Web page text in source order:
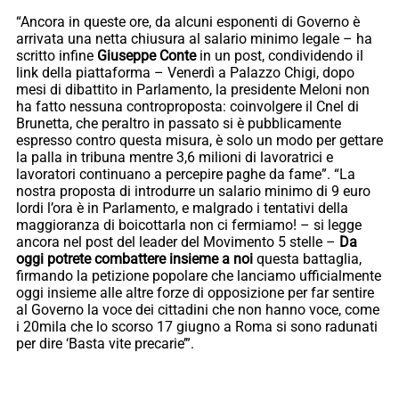
“Ancora in queste ore, da alcuni esponenti di Governo è
arrivata una netta chiusura al salario minimo legale – ha
scritto infine Giuseppe Conte in un post, condividendo il
link della piattaforma – Venerdì a Palazzo Chigi, dopo
mesi di dibattito in Parlamento, la presidente Meloni non
ha fatto nessuna controproposta: coinvolgere il Cnel di
Brunetta, che peraltro in passato si è pubblicamente
espresso contro questa misura, è solo un modo per gettare
la palla in tribuna mentre 3,6 milioni di lavoratrici e
lavoratori continuano a percepire paghe da fame”. “La
nostra proposta di introdurre un salario minimo di 9 euro
lordi l’ora è in Parlamento, e malgrado i tentativi della
maggioranza di boicottarla non ci fermiamo! – si legge
ancora nel post del leader del Movimento 5 stelle – Da
oggi potrete combattere insieme a noi questa battaglia,
firmando la petizione popolare che lanciamo ufficialmente
oggi insieme alle altre forze di opposizione per far sentire
al Governo la voce dei cittadini che non hanno voce, come
i 20mila che lo scorso 17 giugno a Roma si sono radunati
per dire ‘Basta vite precarie’”.